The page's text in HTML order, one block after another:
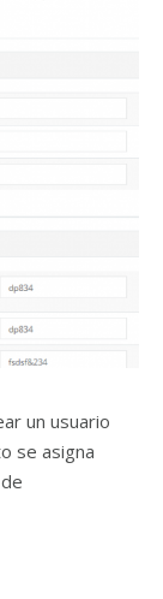
un usuario
se asigna